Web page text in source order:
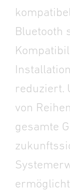
Bluetooth
reduziert.
von
gesamte